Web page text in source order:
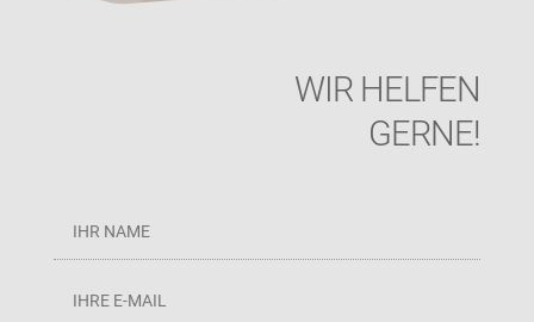
WIR HELFEN
GERNE!